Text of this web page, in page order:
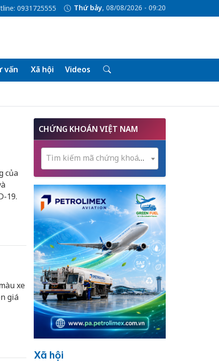
0931725555 Thứ bảy, 08/08/2026 - 09:20
vấn Xã hội Videos
của
19.
xe
giá
CHỨNG KHOÁN VIỆT NAM
Tìm kiếm mã chứng khoán...
Xã hội